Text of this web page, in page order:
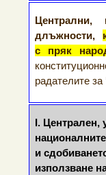
Централни,
длъжности,
с пряк
радателите
I. Централен,
и
използване